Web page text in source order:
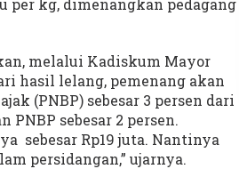
per kg, dimenangkan pedagang
melalui Kadiskum Mayor
hasil lelang, pemenang akan
(PNBP) sebesar 3 persen dari
sebesar 2 persen.
sebesar Rp19 juta. Nantinya
persidangan,” ujarnya.